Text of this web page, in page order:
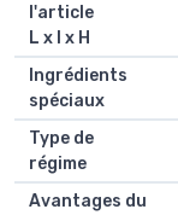
l'article
L x l x H
Ingrédients
spéciaux
Type de
régime
Avantages du